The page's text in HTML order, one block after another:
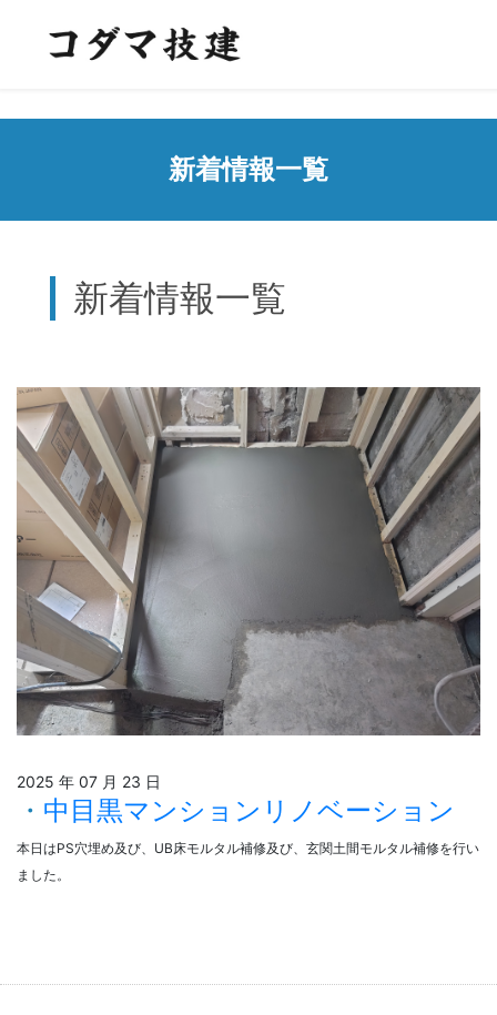
新着情報一覧
新着情報一覧
2025 年 07 月 23 日
中目黒マンションリノベーション
本日はPS穴埋め及び、UB床モルタル補修及び、玄関土間モルタル補修を行い
ました。